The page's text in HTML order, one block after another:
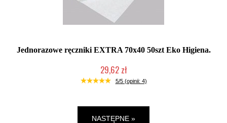
Jednorazowe ręczniki EXTRA 70x40 50szt Eko Higiena.
29,62 zł
Duża ilość (wysyłka w 24h)
5/5 (opinii: 4)
NASTĘPNE »